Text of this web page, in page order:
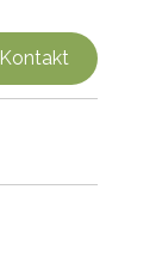
Kontakt